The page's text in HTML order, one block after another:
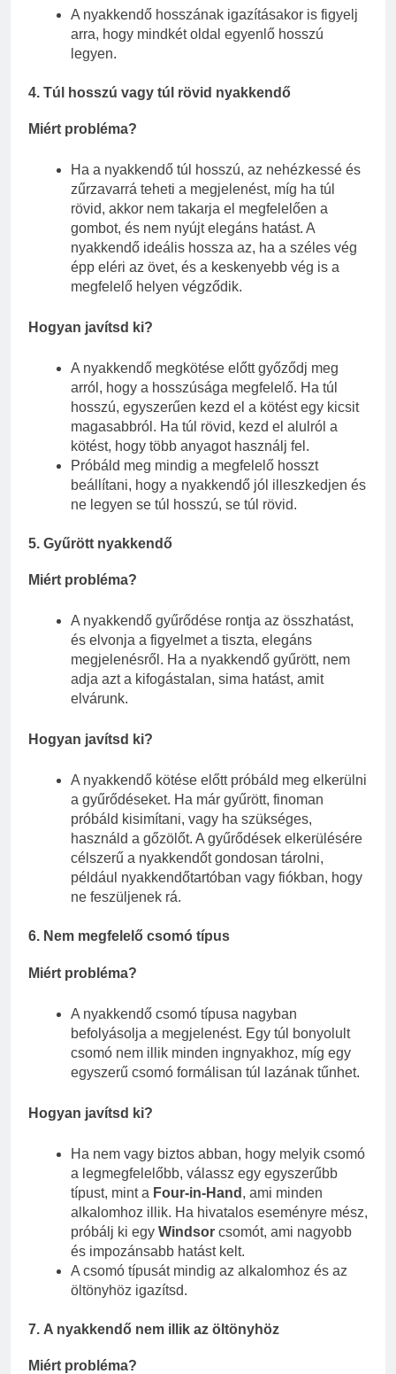
A nyakkendő hosszának igazításakor is figyelj
arra, hogy mindkét oldal egyenlő hosszú
legyen.
4. Túl hosszú vagy túl rövid nyakkendő
Miért probléma?
Ha a nyakkendő túl hosszú, az nehézkessé és
zűrzavarrá teheti a megjelenést, míg ha túl
rövid, akkor nem takarja el megfelelően a
gombot, és nem nyújt elegáns hatást. A
nyakkendő ideális hossza az, ha a széles vég
épp eléri az övet, és a keskenyebb vég is a
megfelelő helyen végződik.
Hogyan javítsd ki?
A nyakkendő megkötése előtt győződj meg
arról, hogy a hosszúsága megfelelő. Ha túl
hosszú, egyszerűen kezd el a kötést egy kicsit
magasabbról. Ha túl rövid, kezd el alulról a
kötést, hogy több anyagot használj fel.
Próbáld meg mindig a megfelelő hosszt
beállítani, hogy a nyakkendő jól illeszkedjen és
ne legyen se túl hosszú, se túl rövid.
5. Gyűrött nyakkendő
Miért probléma?
A nyakkendő gyűrődése rontja az összhatást,
és elvonja a figyelmet a tiszta, elegáns
megjelenésről. Ha a nyakkendő gyűrött, nem
adja azt a kifogástalan, sima hatást, amit
elvárunk.
Hogyan javítsd ki?
A nyakkendő kötése előtt próbáld meg elkerülni
a gyűrődéseket. Ha már gyűrött, finoman
próbáld kisimítani, vagy ha szükséges,
használd a gőzölőt. A gyűrődések elkerülésére
célszerű a nyakkendőt gondosan tárolni,
például nyakkendőtartóban vagy fiókban, hogy
ne feszüljenek rá.
6. Nem megfelelő csomó típus
Miért probléma?
A nyakkendő csomó típusa nagyban
befolyásolja a megjelenést. Egy túl bonyolult
csomó nem illik minden ingnyakhoz, míg egy
egyszerű csomó formálisan túl lazának tűnhet.
Hogyan javítsd ki?
Ha nem vagy biztos abban, hogy melyik csomó
a legmegfelelőbb, válassz egy egyszerűbb
típust, mint a Four-in-Hand , ami minden
alkalomhoz illik. Ha hivatalos eseményre mész,
próbálj ki egy Windsor csomót, ami nagyobb
és impozánsabb hatást kelt.
A csomó típusát mindig az alkalomhoz és az
öltönyhöz igazítsd.
7. A nyakkendő nem illik az öltönyhöz
Miért probléma?